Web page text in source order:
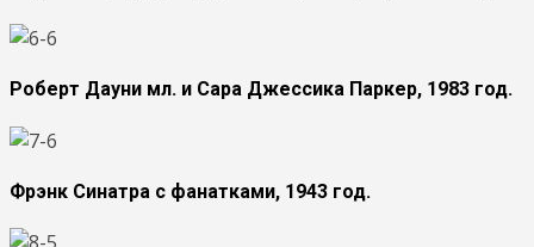
Роберт Дауни мл. и Сара Джессика Паркер, 1983 год.
Фрэнк Синатра с фанатками, 1943 год.